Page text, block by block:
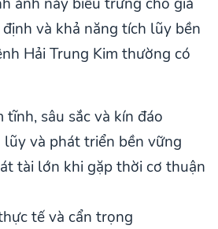
và khả năng tích lũy bền
Hải Trung Kim thường có
tĩnh, sâu sắc và kín đáo
lũy và phát triển bền vững
tài lớn khi gặp thời cơ thuận
tế và cẩn trọng